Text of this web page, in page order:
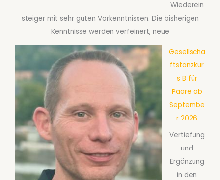
Wiederein
steiger mit sehr guten Vorkenntnissen. Die bisherigen
Kenntnisse werden verfeinert, neue
Gesellscha
ftstanzkur
s B für
Paare ab
Septembe
r 2026
Vertiefung
und
Ergänzung
in den